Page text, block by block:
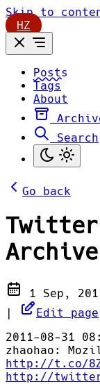
Skip to
HZ
Posts
Tags
About
Search
Go back
Archive
1 Sep,
|
Edit page
2011-08-31
zhaohao:
http://t.co/
http://